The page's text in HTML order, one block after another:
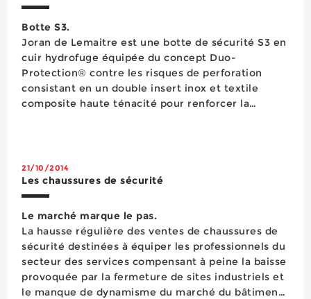
Botte S3.
Joran de Lemaitre est une botte de sécurité S3 en
cuir hydrofuge équipée du concept Duo-
Protection® contre les risques de perforation
consistant en un double insert inox et textile
composite haute ténacité pour renforcer la
21/10/2014
Les chaussures de sécurité
Le marché marque le pas.
La hausse régulière des ventes de chaussures de
sécurité destinées à équiper les professionnels du
secteur des services compensant à peine la baisse
provoquée par la fermeture de sites industriels et
le manque de dynamisme du marché du bâtiment,